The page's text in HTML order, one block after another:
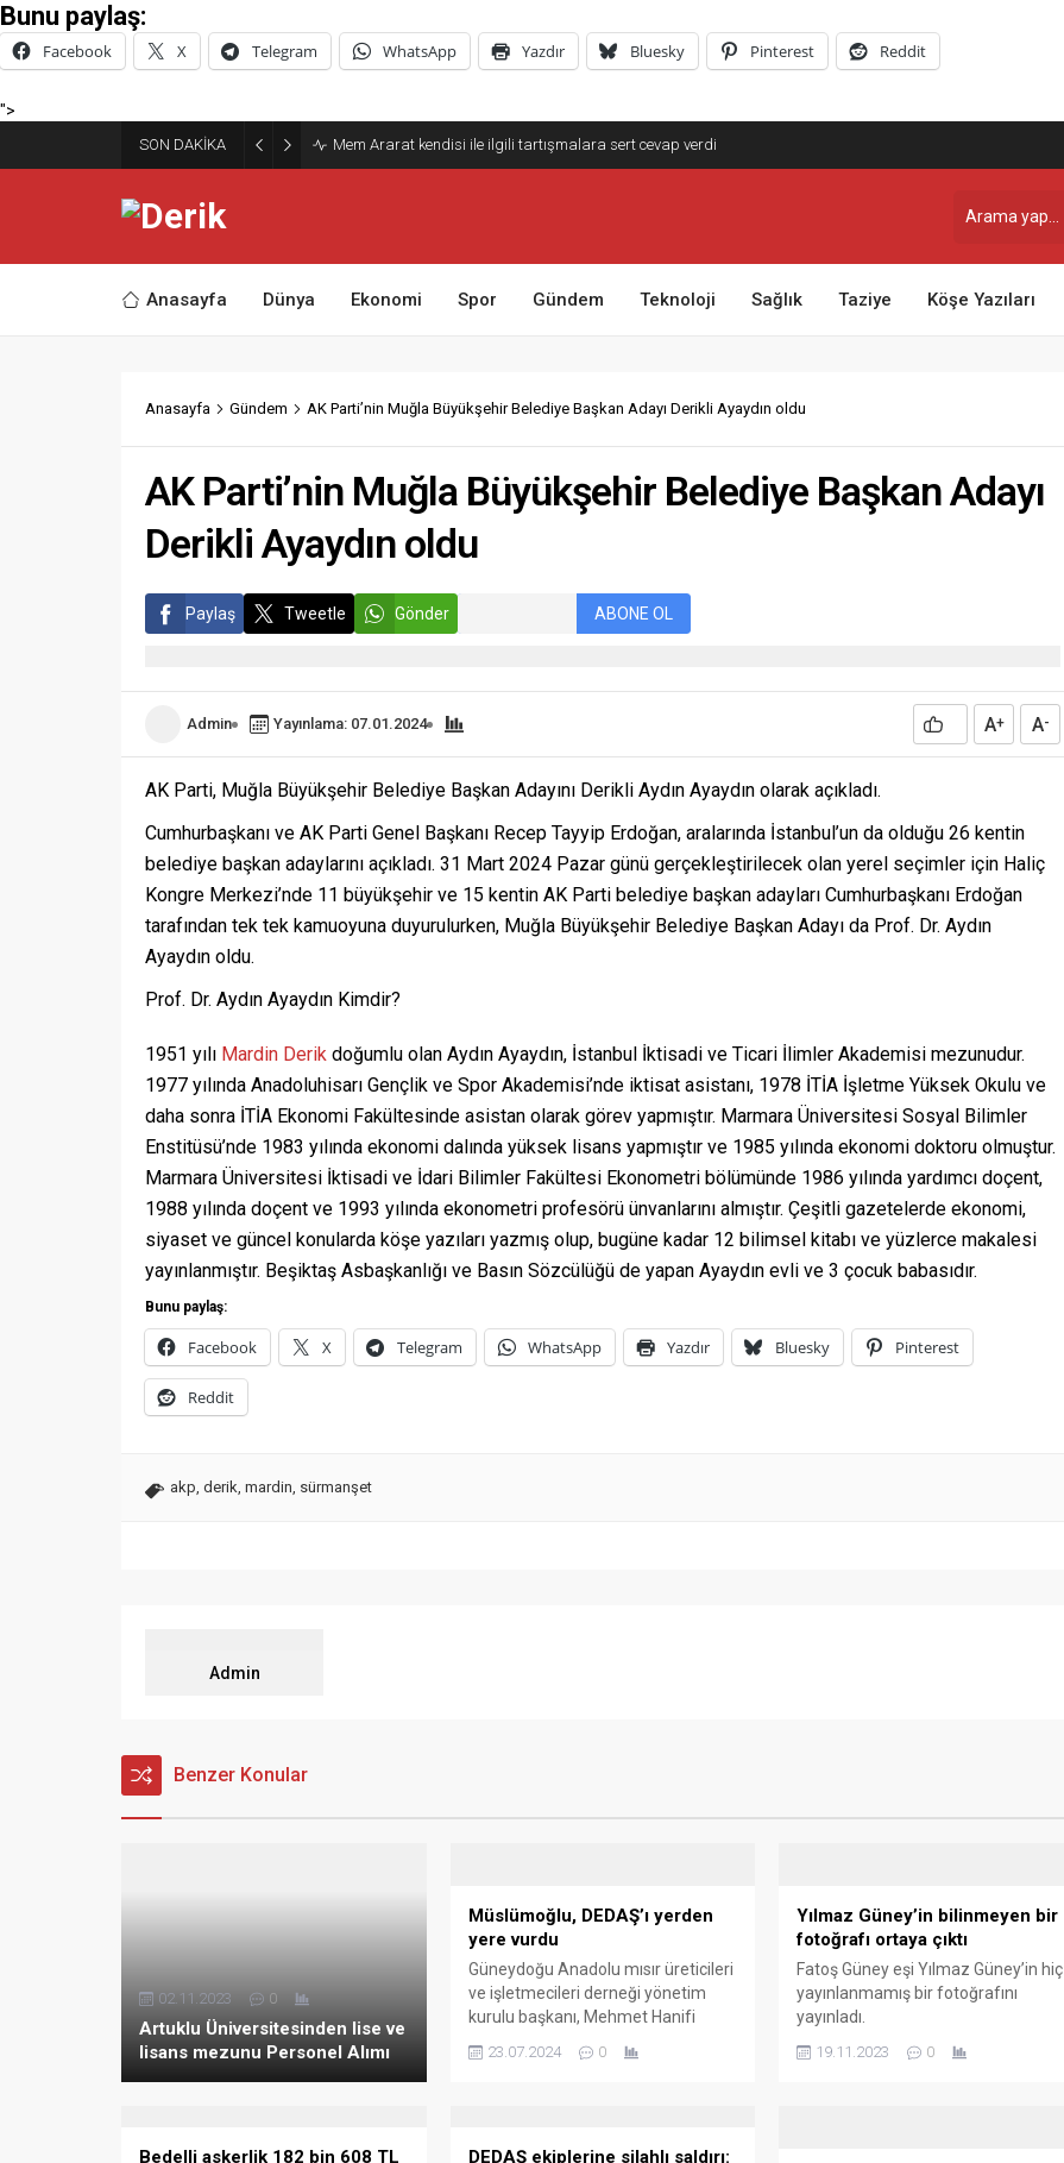
Bunu paylaş:
Facebook X Telegram WhatsApp Yazdır Bluesky Pinterest Reddit
">
SON DAKİKA
Derik Belediyesi Merkez Mahallelerde Kar ve Buz Temizleme Çalışmalarını
Sürdürüyor
Anasayfa Dünya Ekonomi Spor Gündem Teknoloji Sağlık Taziye Köşe Yazıları
Anasayfa Gündem AK Parti’nin Muğla Büyükşehir Belediye Başkan Adayı Derikli Ayaydın oldu
AK Parti’nin Muğla Büyükşehir Belediye Başkan Adayı
Derikli Ayaydın oldu
Paylaş Tweetle Gönder ABONE OL
Admin Yayınlama: 07.01.2024 A+ A-
AK Parti, Muğla Büyükşehir Belediye Başkan Adayını Derikli Aydın Ayaydın olarak açıkladı.
Cumhurbaşkanı ve AK Parti Genel Başkanı Recep Tayyip Erdoğan, aralarında İstanbul’un da olduğu 26 kentin
belediye başkan adaylarını açıkladı. 31 Mart 2024 Pazar günü gerçekleştirilecek olan yerel seçimler için Haliç
Kongre Merkezi’nde 11 büyükşehir ve 15 kentin AK Parti belediye başkan adayları Cumhurbaşkanı Erdoğan
tarafından tek tek kamuoyuna duyurulurken, Muğla Büyükşehir Belediye Başkan Adayı da Prof. Dr. Aydın
Ayaydın oldu.
Prof. Dr. Aydın Ayaydın Kimdir?
1951 yılı Mardin Derik doğumlu olan Aydın Ayaydın, İstanbul İktisadi ve Ticari İlimler Akademisi mezunudur.
1977 yılında Anadoluhisarı Gençlik ve Spor Akademisi’nde iktisat asistanı, 1978 İTİA İşletme Yüksek Okulu ve
daha sonra İTİA Ekonomi Fakültesinde asistan olarak görev yapmıştır. Marmara Üniversitesi Sosyal Bilimler
Enstitüsü’nde 1983 yılında ekonomi dalında yüksek lisans yapmıştır ve 1985 yılında ekonomi doktoru olmuştur.
Marmara Üniversitesi İktisadi ve İdari Bilimler Fakültesi Ekonometri bölümünde 1986 yılında yardımcı doçent,
1988 yılında doçent ve 1993 yılında ekonometri profesörü ünvanlarını almıştır. Çeşitli gazetelerde ekonomi,
siyaset ve güncel konularda köşe yazıları yazmış olup, bugüne kadar 12 bilimsel kitabı ve yüzlerce makalesi
yayınlanmıştır. Beşiktaş Asbaşkanlığı ve Basın Sözcülüğü de yapan Ayaydın evli ve 3 çocuk babasıdır.
Bunu paylaş:
Facebook X Telegram WhatsApp Yazdır Bluesky Pinterest
Reddit
akp, derik, mardin, sürmanşet
Admin
Benzer Konular
Artuklu Üniversitesinden lise ve
lisans mezunu Personel Alımı
02.11.2023 0
Müslümoğlu, DEDAŞ’ı yerden
yere vurdu
Güneydoğu Anadolu mısır üreticileri
ve işletmecileri derneği yönetim
kurulu başkanı, Mehmet Hanifi
Kutluca Mahallesi ve diğer kırsal
23.07.2024 0
Yılmaz Güney’in bilinmeyen bir
fotoğrafı ortaya çıktı
Fatoş Güney eşi Yılmaz Güney’in hiç
yayınlanmamış bir fotoğrafını
yayınladı.
19.11.2023 0
Bedelli askerlik 182 bin 608 TL
DEDAŞ ekiplerine silahlı saldırı: